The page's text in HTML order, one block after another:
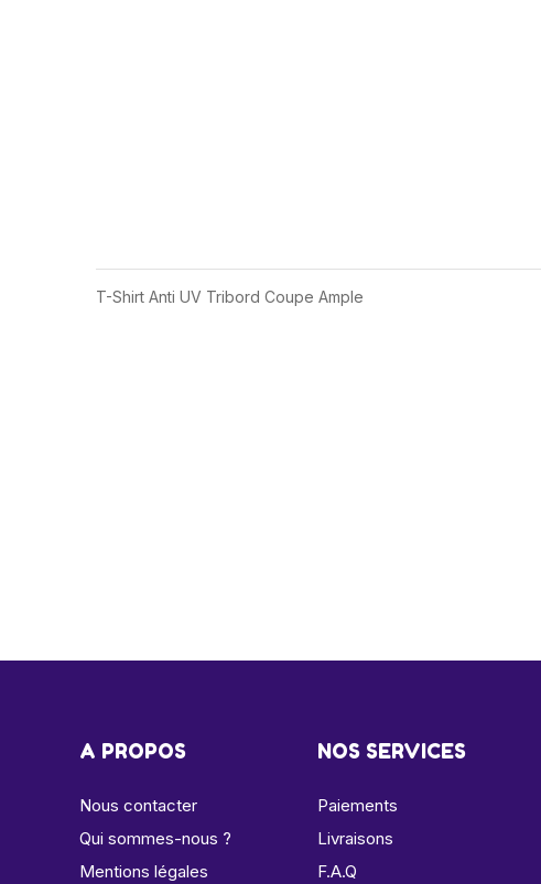
T-Shirt Anti UV Tribord Coupe Ample
A PROPOS
Nous contacter
Qui sommes-nous ?
Mentions légales
NOS SERVICES
Paiements
Livraisons
F.A.Q